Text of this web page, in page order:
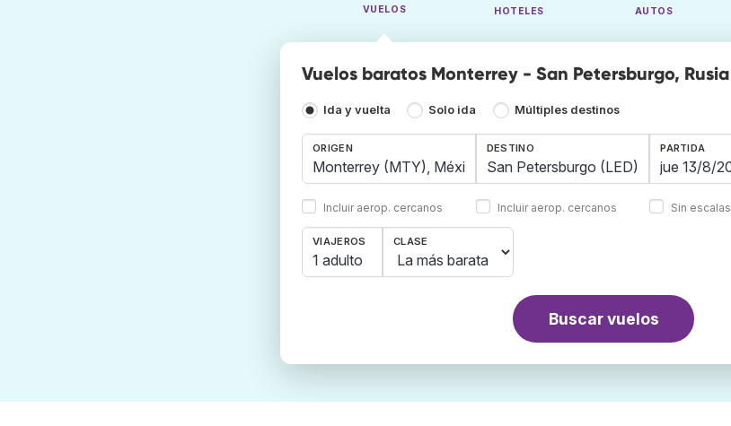
VUELOS HOTELES AUTOS
Vuelos baratos Monterrey - San Petersburgo, Rusia
Ida y vuelta Solo ida Múltiples destinos
ORIGEN
Incluir aerop. cercanos
DESTINO
Incluir aerop. cercanos
PARTIDA
Sin escalas
VIAJEROS
1 adulto
CLASE
Buscar vuelos